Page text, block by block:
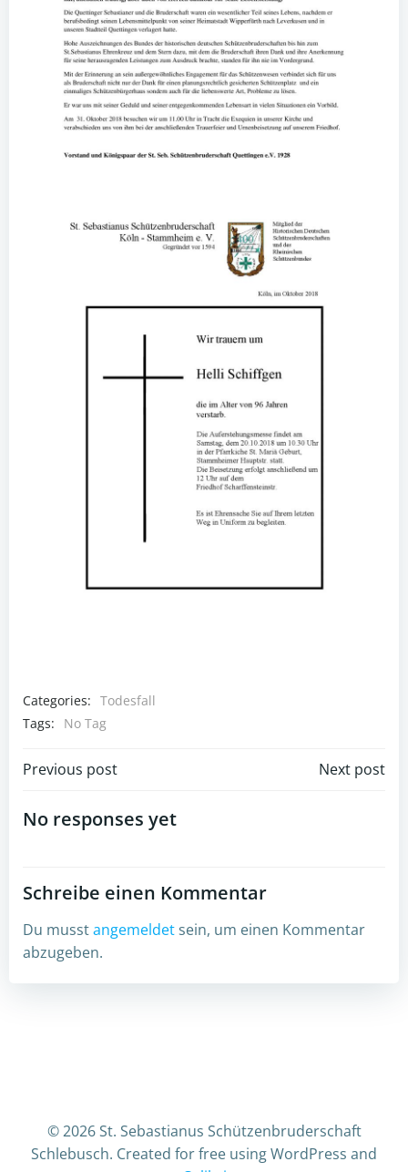
Categories: Todesfall
Tags:
No Tag
Post
navigation
Previous post Next post
No responses yet
Schreibe einen Kommentar
Du musstangemeldetsein, um einen Kommentar
abzugeben.
© 2026 St. Sebastianus Schützenbruderschaft
Schlebusch. Created for free using WordPress and